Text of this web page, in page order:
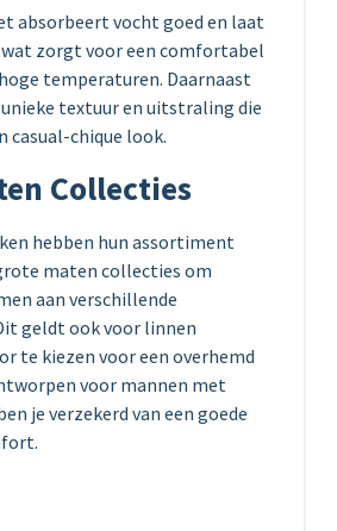
absorbeert vocht goed en laat
wat zorgt voor een comfortabel
temperaturen. Daarnaast
textuur en uitstraling die
casual-chique look.
Collecties
hebben hun assortiment
maten collecties om
aan verschillende
geldt ook voor linnen
te kiezen voor een overhemd
voor mannen met
je verzekerd van een goede